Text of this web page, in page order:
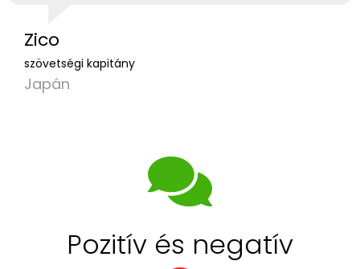
Zico
szövetségi kapitány
Japán
Pozitív és negatív